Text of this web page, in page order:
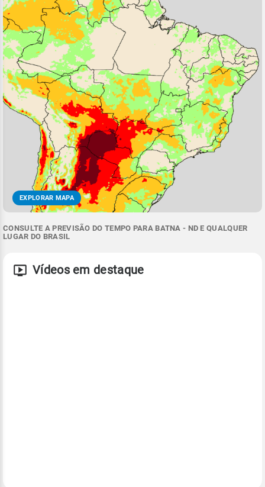
EXPLORAR MAPA
CONSULTE A PREVISÃO DO TEMPO PARA BATNA - ND E QUALQUER
LUGAR DO BRASIL
Vídeos em destaque